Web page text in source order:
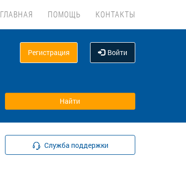
ГЛАВНАЯ ПОМОЩЬ КОНТАКТЫ
Регистрация Войти
Служба поддержки